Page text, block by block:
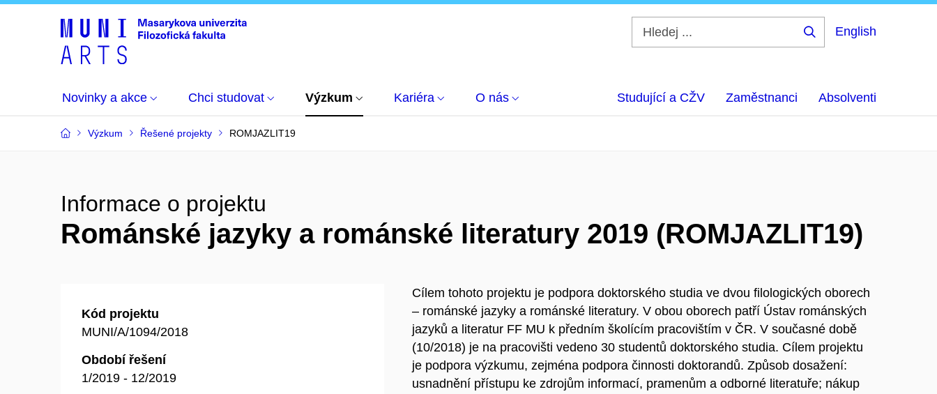
English
Novinky a akce Chci studovat Výzkum Kariéra O nás Studující a CŽV Zaměstnanci Absolventi
Výzkum Řešené projekty ROMJAZLIT19
Informace o projektu
Románské jazyky a románské literatury 2019 (ROMJAZLIT19)
Kód projektu
MUNI/A/1094/2018
Období řešení
1/2019 - 12/2019
Cílem tohoto projektu je podpora doktorského studia ve dvou filologických oborech
– románské jazyky a románské literatury. V obou oborech patří Ústav románských
jazyků a literatur FF MU k předním školícím pracovištím v ČR. V současné době
(10/2018) je na pracovišti vedeno 30 studentů doktorského studia. Cílem projektu
je podpora výzkumu, zejména podpora činnosti doktorandů. Způsob dosažení:
usnadnění přístupu ke zdrojům informací, pramenům a odborné literatuře; nákup